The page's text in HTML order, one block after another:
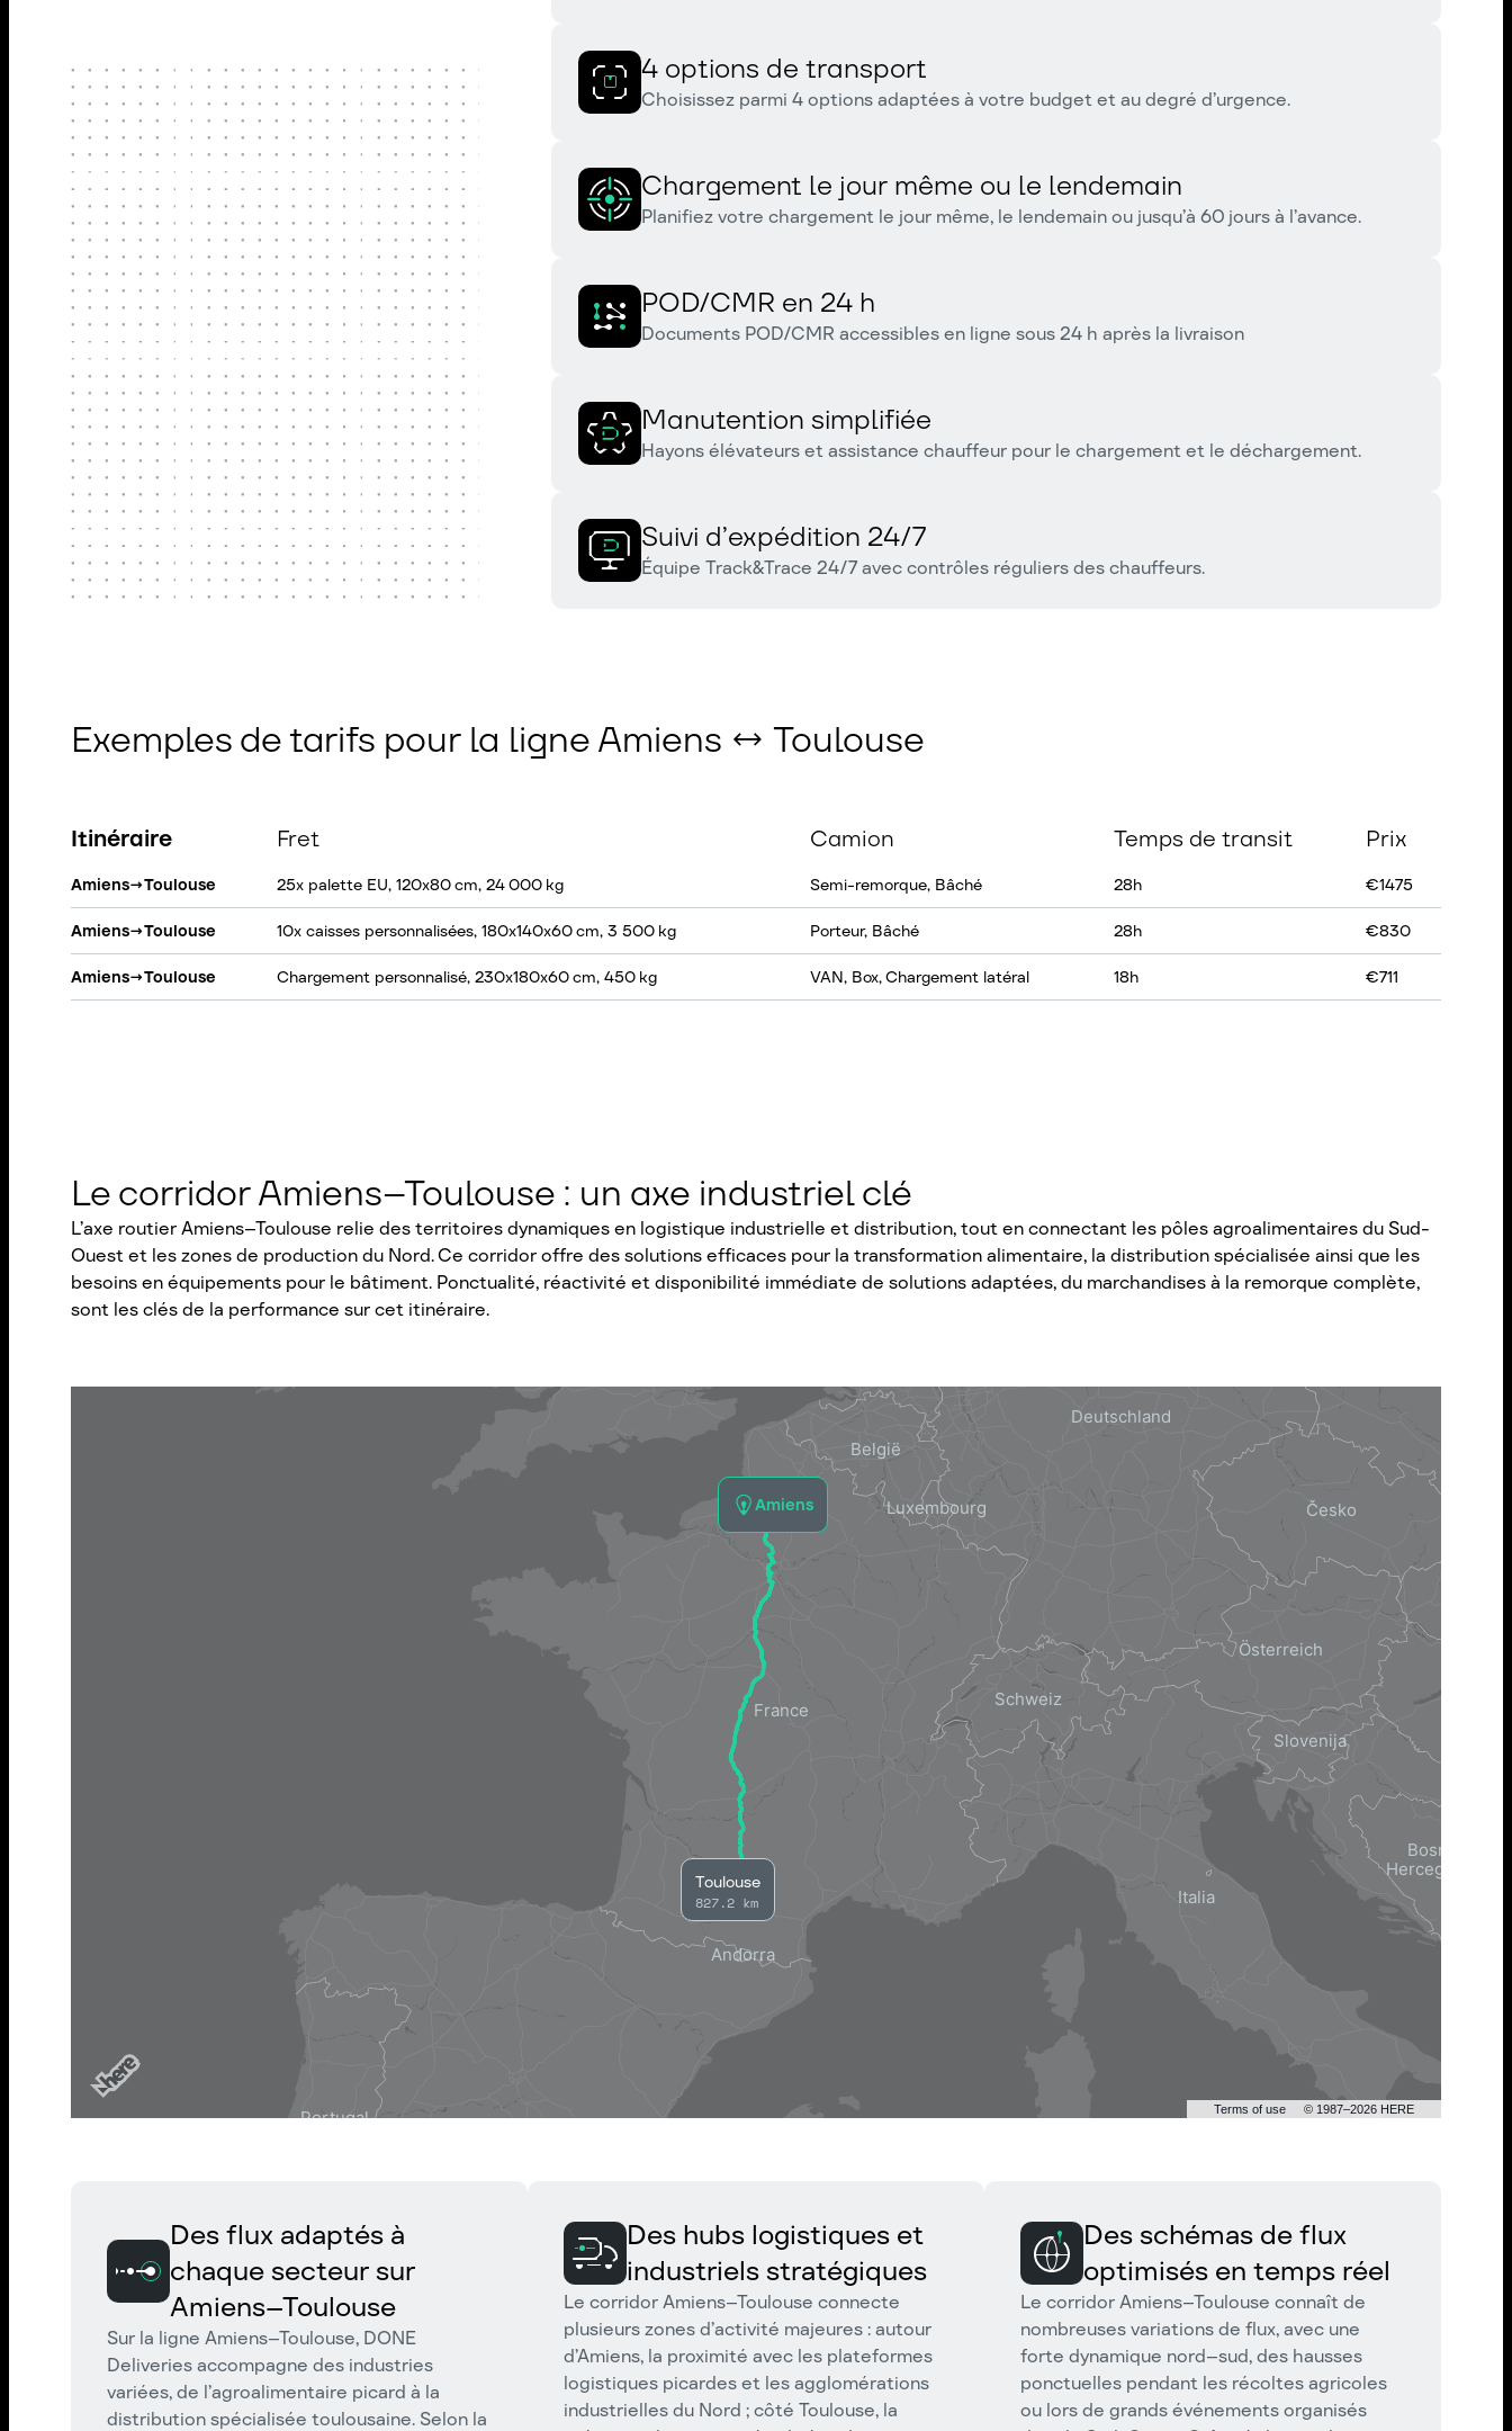
4 options de transport
Choisissez parmi 4 options adaptées à votre budget et au degré d’urgence.
Chargement le jour même ou le lendemain
Planifiez votre chargement le jour même, le lendemain ou jusqu’à 60 jours à l’avance.
POD/CMR en 24 h
Documents POD/CMR accessibles en ligne sous 24 h après la livraison
Manutention simplifiée
Hayons élévateurs et assistance chauffeur pour le chargement et le déchargement.
Suivi d’expédition 24/7
Équipe Track&Trace 24/7 avec contrôles réguliers des chauffeurs.
Exemples de tarifs pour la ligne Amiens ↔ Toulouse
Itinéraire Fret Camion Temps de transit Prix
Amiens→Toulouse 25x palette EU, 120x80 cm, 24 000 kg Semi-remorque, Bâché 28h €1475
Amiens→Toulouse 10x caisses personnalisées, 180x140x60 cm, 3 500 kg Porteur, Bâché 28h €830
Amiens→Toulouse Chargement personnalisé, 230x180x60 cm, 450 kg VAN, Box, Chargement latéral 18h €711
Le corridor Amiens–Toulouse : un axe industriel clé
L’axe routier Amiens–Toulouse relie des territoires dynamiques en logistique industrielle et distribution, tout en connectant les pôles agroalimentaires du Sud-
Ouest et les zones de production du Nord. Ce corridor offre des solutions efficaces pour la transformation alimentaire, la distribution spécialisée ainsi que les
besoins en équipements pour le bâtiment. Ponctualité, réactivité et disponibilité immédiate de solutions adaptées, du marchandises à la remorque complète,
sont les clés de la performance sur cet itinéraire.
Amiens
Toulouse
827.2 km
Terms of use © 1987–2026 HERE
Des flux adaptés à
chaque secteur sur
Amiens–Toulouse
Sur la ligne Amiens–Toulouse, DONE
Deliveries accompagne des industries
variées, de l’agroalimentaire picard à la
distribution spécialisée toulousaine. Selon la
Des hubs logistiques et
industriels stratégiques
Le corridor Amiens–Toulouse connecte
plusieurs zones d’activité majeures : autour
d’Amiens, la proximité avec les plateformes
logistiques picardes et les agglomérations
industrielles du Nord ; côté Toulouse, la
Des schémas de flux
optimisés en temps réel
Le corridor Amiens–Toulouse connaît de
nombreuses variations de flux, avec une
forte dynamique nord–sud, des hausses
ponctuelles pendant les récoltes agricoles
ou lors de grands événements organisés